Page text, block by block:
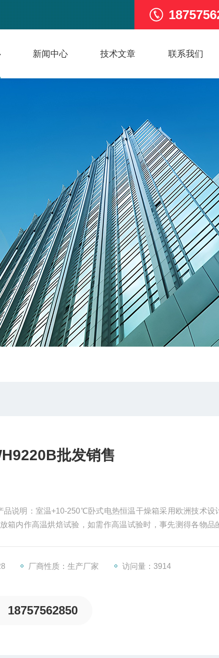
新闻中心 技术文章 联系我们
批发销售
说明：室温+10-250℃卧式电热恒温干燥箱采用欧洲技术设
箱内作高温烘焙试验，如需作高温试验时，事先测得各物品
厂商性质：生产厂家 访问量：3914
18757562850